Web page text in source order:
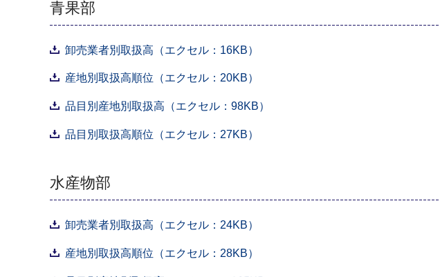
青果部
卸売業者別取扱高（エクセル：16KB）
産地別取扱高順位（エクセル：20KB）
品目別産地別取扱高（エクセル：98KB）
品目別取扱高順位（エクセル：27KB）
水産物部
卸売業者別取扱高（エクセル：24KB）
産地別取扱高順位（エクセル：28KB）